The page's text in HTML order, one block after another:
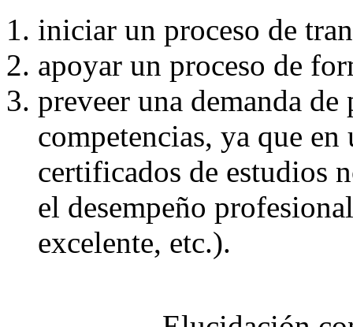
iniciar un proceso de
apoyar un proceso de
preveer una demanda de
competencias, ya que en
certificados de estudios
el desempeño
excelente, etc.).